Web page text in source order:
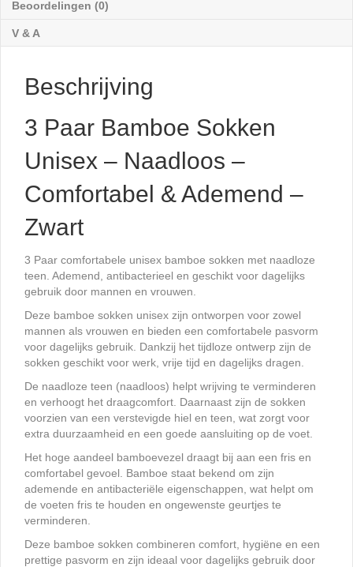
Ademend
Zwart
Beoordelingen (0)
V & A
Beschrijving
3 Paar Bamboe Sokken
Unisex – Naadloos –
Comfortabel & Ademend –
Zwart
3 Paar comfortabele unisex bamboe sokken met naadloze
teen. Ademend, antibacterieel en geschikt voor dagelijks
gebruik door mannen en vrouwen.
Deze bamboe sokken unisex zijn ontworpen voor zowel
mannen als vrouwen en bieden een comfortabele pasvorm
voor dagelijks gebruik. Dankzij het tijdloze ontwerp zijn de
sokken geschikt voor werk, vrije tijd en dagelijks dragen.
De naadloze teen (naadloos) helpt wrijving te verminderen
en verhoogt het draagcomfort. Daarnaast zijn de sokken
voorzien van een verstevigde hiel en teen, wat zorgt voor
extra duurzaamheid en een goede aansluiting op de voet.
Het hoge aandeel bamboevezel draagt bij aan een fris en
comfortabel gevoel. Bamboe staat bekend om zijn
ademende en antibacteriële eigenschappen, wat helpt om
de voeten fris te houden en ongewenste geurtjes te
verminderen.
Deze bamboe sokken combineren comfort, hygiëne en een
prettige pasvorm en zijn ideaal voor dagelijks gebruik door